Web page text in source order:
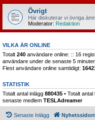
Övrigt
Här diskuterar vi övriga
Moderator: Redaktion
VILKA ÄR ONLINE
Totalt 240 användare online: :: 16
användare under de senaste 5
Flest användare online samtidigt:
STATISTIK
Totalt antal inlägg 880435 • Totalt antal
senaste medlem TESLAdreamer
Senaste Inlägg